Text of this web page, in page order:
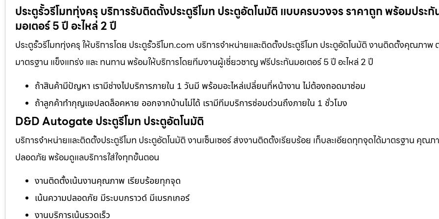
ประตูรั้วรีโมททุ่งครุ บริการรับติดตั้งประตูรีโมท ประตูอัตโนมัติ แบบครบวงจร ราคาถูก พร้อมประกั
มอเตอร์ 5 ปี อะไหล่ 2 ปี
ประตูรั้วรีโมททุ่งครุ ให้บริการโดย ประตูรั้วรีโมท.com บริการจำหน่ายและติดตั้งประตูรีโมท ประตูอัตโนมัติ งานติดตั้งคุณภาพ
มาตรฐาน แข็งแกร่ง และ ทนทาน พร้อมให้บริการโดยทีมงานผู้เชี่ยวชาญ ฟรีประกันมอเตอร์ 5 ปี อะไหล่ 2 ปี
ถ้าสินค้ามีปัญหา เรามีช่างไปบริการภายใน 1 วันมี พร้อมอะไหล่เปลี่ยนที่หน้างาน ไม่ต้องถอดมาซ่อม
ถ้าลูกค้าทำกุญแจปลดล็อคหาย ออกจากบ้านไม่ได้ เรามีทีมบริการซ่อมด่วนถึงภายใน 1 ชั่วโมง
D&D Autogate ประตูรีโมท ประตูอัตโนมัติ
บริการจำหน่ายและติดตั้งประตูรีโมท ประตูอัตโนมัติ งานเซ็นเซอร์ ส่งงานติดตั้งเรียบร้อย เก็บละเอียดทุกจุดได้มาตรฐาน คุณภ
ปลอดภัย พร้อมดูแลบริการใส่ใจทุกขั้นตอน
งานติดตั้งเน้นงานคุณภาพ เรียบร้อยทุกจุด
เน้นความปลอดภัย มีระบบกราวด์ มีเบรกเกอร์
งานบริการเน้นรวดเร็ว